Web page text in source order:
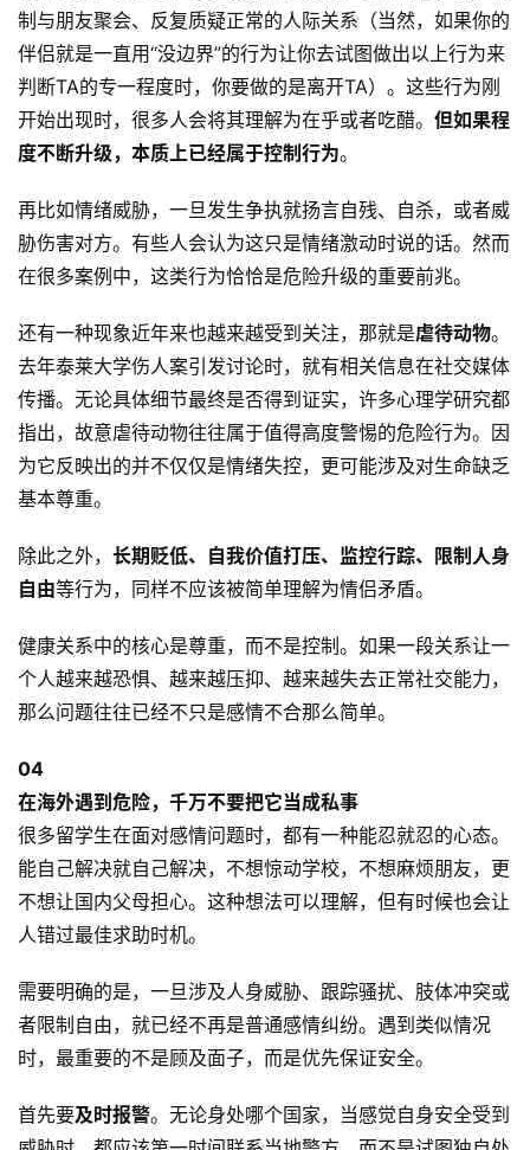
推
荐
&
工
具
于
&
留
登录 注册
制与朋友聚会、反复质疑正常的人际关系（当然，如果你的
伴侣就是一直用“没边界”的行为让你去试图做出以上行为来
判断TA的专一程度时，你要做的是离开TA）。这些行为刚
开始出现时，很多人会将其理解为在乎或者吃醋。 但如果程
度不断升级，本质上已经属于控制行为。
再比如情绪威胁，一旦发生争执就扬言自残、自杀，或者威
胁伤害对方。有些人会认为这只是情绪激动时说的话。然而
在很多案例中，这类行为恰恰是危险升级的重要前兆。
还有一种现象近年来也越来越受到关注，那就是虐待动物。
去年泰莱大学伤人案引发讨论时，就有相关信息在社交媒体
传播。无论具体细节最终是否得到证实，许多心理学研究都
指出，故意虐待动物往往属于值得高度警惕的危险行为。因
为它反映出的并不仅仅是情绪失控，更可能涉及对生命缺乏
基本尊重。
除此之外， 长期贬低、自我价值打压、监控行踪、限制人身
自由等行为，同样不应该被简单理解为情侣矛盾。
健康关系中的核心是尊重，而不是控制。如果一段关系让一
个人越来越恐惧、越来越压抑、越来越失去正常社交能力，
那么问题往往已经不只是感情不合那么简单。
04
在海外遇到危险，千万不要把它当成私事
很多留学生在面对感情问题时，都有一种能忍就忍的心态。
能自己解决就自己解决，不想惊动学校，不想麻烦朋友，更
不想让国内父母担心。这种想法可以理解，但有时候也会让
人错过最佳求助时机。
需要明确的是，一旦涉及人身威胁、跟踪骚扰、肢体冲突或
者限制自由，就已经不再是普通感情纠纷。遇到类似情况
时，最重要的不是顾及面子，而是优先保证安全。
首先要及时报警。无论身处哪个国家，当感觉自身安全受到